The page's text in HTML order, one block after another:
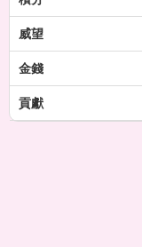
威望
金錢
貢獻